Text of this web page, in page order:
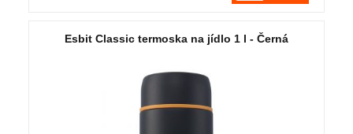
Esbit Classic termoska na jídlo 1 l - Černá